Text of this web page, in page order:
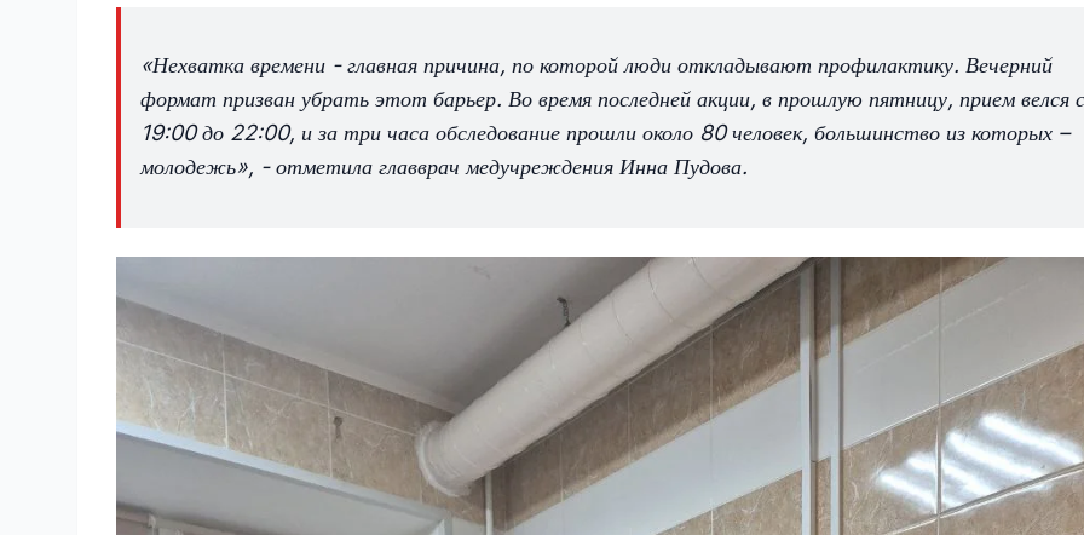
«Нехватка времени - главная причина, по которой люди откладывают профилактику. Вечерний
формат призван убрать этот барьер. Во время последней акции, в прошлую пятницу, прием велся с
19:00 до 22:00, и за три часа обследование прошли около 80 человек, большинство из которых –
молодежь», - отметила главврач медучреждения Инна Пудова.